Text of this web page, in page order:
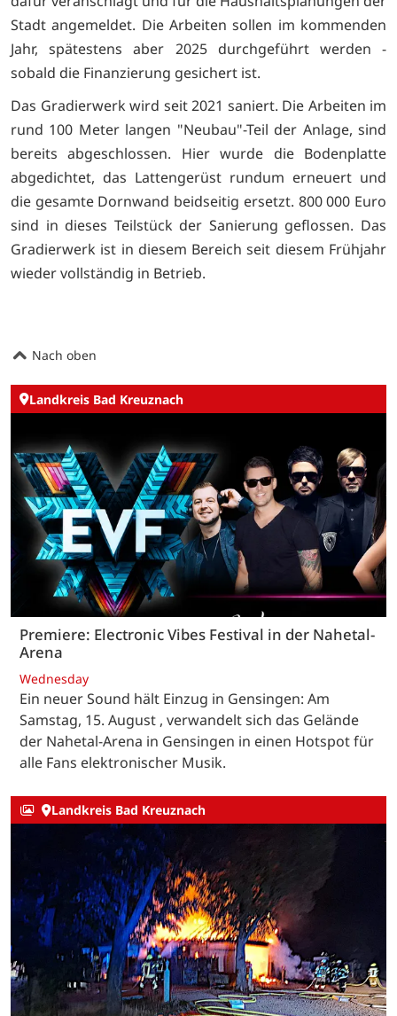
Stadt angemeldet. Die Arbeiten sollen im kommenden
Jahr, spätestens aber 2025 durchgeführt werden -
sobald die Finanzierung gesichert ist.
Das Gradierwerk wird seit 2021 saniert. Die Arbeiten im
rund 100 Meter langen "Neubau"-Teil der Anlage, sind
bereits abgeschlossen. Hier wurde die Bodenplatte
abgedichtet, das Lattengerüst rundum erneuert und
die gesamte Dornwand beidseitig ersetzt. 800 000 Euro
sind in dieses Teilstück der Sanierung geflossen. Das
Gradierwerk ist in diesem Bereich seit diesem Frühjahr
wieder vollständig in Betrieb.
Nach oben
Landkreis Bad Kreuznach
Premiere: Electronic Vibes Festival in der Nahetal-
Arena
Wednesday
Ein neuer Sound hält Einzug in Gensingen: Am
Samstag, 15. August , verwandelt sich das Gelände
der Nahetal-Arena in Gensingen in einen Hotspot für
alle Fans elektronischer Musik.
Landkreis Bad Kreuznach